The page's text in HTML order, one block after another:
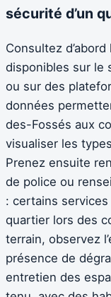
sécurité d’un
Consultez
disponibles sur le
ou sur des
données
des-Fossés aux
visualiser les
Prenez ensuite
de police ou
: certains
quartier lors des
terrain, observez
présence de
entretien des